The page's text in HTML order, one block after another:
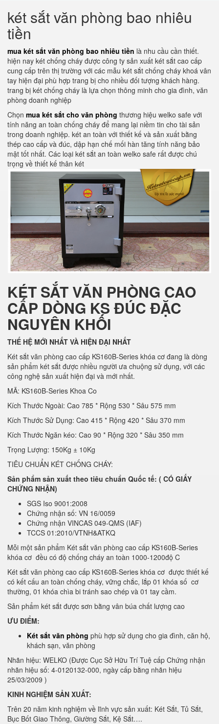
két sắt văn phòng bao nhiêu
tiền
mua két sắt văn phòng bao nhiêu tiền là nhu cầu cần thiết.
hiện nay két chống cháy được công ty sản xuất két sắt cao cấp
cung cấp trên thị trường với các mẫu két sắt chống cháy khoá vân
tay hiện đại phù hợp trang bị cho nhiều đối tượng khách hàng.
trang bị két chống cháy là lựa chọn thông minh cho gia đình, văn
phòng doanh nghiệp
Chọn mua két sắt cho văn phòng thương hiệu welko safe với
tính năng an toàn chống cháy để mang lại niềm tin cho tài sản
trong doanh nghiệp. két an toàn với thiết kế và sản xuất bằng
thép cao cấp và đúc, dập hạn chế mối hàn tăng tính năng bảo
mật tốt nhất. Các loại két sắt an toàn welko safe rất được chú
trọng về thiết kế thân két
KÉT SẮT VĂN PHÒNG CAO
CẤP DÒNG KS ĐÚC ĐẶC
NGUYÊN KHỐI
THẾ HỆ MỚI NHẤT VÀ HIỆN ĐẠI NHẤT
Két sắt văn phòng cao cấp KS160B-Series khóa cơ đang là dòng
sản phẩm két sắt được nhiều người ưa chuộng sử dụng, với các
công nghệ sản xuất hiện đại và mới nhất.
MÃ: KS160B-Series Khoa Co
Kích Thước Ngoài: Cao 785 * Rộng 530 * Sâu 575 mm
Kích Thước Sử Dụng: Cao 415 * Rộng 420 * Sâu 370 mm
Kích Thước Ngăn kéo: Cao 90 * Rộng 320 * Sâu 350 mm
Trọng Lượng: 150Kg ± 10Kg
TIÊU CHUẨN KÉT CHỐNG CHÁY:
Sản phẩm sản xuất theo tiêu chuẩn Quốc tế: ( CÓ GIẤY
CHỨNG NHẬN)
SGS Iso 9001:2008
Chứng nhận số: VN 16/0059
Chứng nhận VINCAS 049-QMS (IAF)
TCCS 01:2010/VTNH&ATKQ
Mỗi một sản phẩm Két sắt văn phòng cao cấp KS160B-Series
khóa cơ đều có độ chống cháy an toàn 1000-1200độ C
Két sắt văn phòng cao cấp KS160B-Series khóa cơ được thiết kế
có kết cấu an toàn chống cháy, vững chắc, lắp 01 khóa số cơ
thường, 01 khóa chìa bi tránh sao chép và 01 tay cầm.
Sản phẩm két sắt được sơn bằng vân búa chất lượng cao
ƯU ĐIỂM:
Két sắt văn phòng phù hợp sử dụng cho gia đình, căn hộ,
khách sạn, văn phòng
Nhãn hiệu: WELKO (Được Cục Sở Hữu Trí Tuệ cấp Chứng nhận
nhãn hiệu số: 4-0120132-000, ngày cấp bằng nhãn hiệu
25/03/2009 )
KINH NGHIỆM SẢN XUẤT:
Trên 20 năm kinh nghiệm về lĩnh vực sản xuất: Két Sắt, Tủ Sắt,
Bục Bốt Giao Thông, Giường Sắt, Kệ Sắt….